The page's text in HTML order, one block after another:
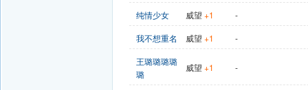
纯情少女
威望 +1
-
我不想重名
威望 +1
-
王璐璐璐璐
璐
威望 +1 -